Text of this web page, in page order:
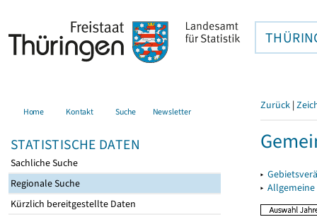
Home Kontakt Suche Newsletter
STATISTISCHE DATEN
Sachliche Suche
Regionale Suche
Kürzlich bereitgestellte Daten
Zurück |
▸
▸